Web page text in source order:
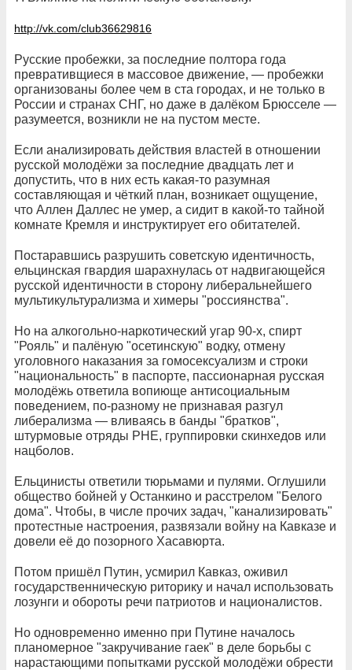
http://vk.com/club36629816
Русские пробежки, за последние полтора года
превративщиеся в массовое движение, — пробежки
организованы более чем в ста городах, и не только в
России и странах СНГ, но даже в далёком Брюсселе —
разумеется, возникли не на пустом месте.
Если анализировать действия властей в отношении
русской молодёжи за последние двадцать лет и
допустить, что в них есть какая-то разумная
составляющая и чёткий план, возникает ощущение,
что Аллен Даллес не умер, а сидит в какой-то тайной
комнате Кремля и инструктирует его обитателей.
Постаравшись разрушить советскую идентичность,
ельцинская гвардия шарахнулась от надвигающейся
русской идентичности в сторону либеральнейшего
мультикультурализма и химеры "россиянства".
Но на алкогольно-наркотический угар 90-х, спирт
"Рояль" и палёную "осетинскую" водку, отмену
уголовного наказания за гомосексуализм и строки
"национальность" в паспорте, пассионарная русская
молодёжь ответила вопиюще антисоциальным
поведением, по-разному не признавая разгул
либерализма — вливаясь в банды "братков",
штурмовые отряды РНЕ, группировки скинхедов или
нацболов.
Ельцинисты ответили тюрьмами и пулями. Оглушили
общество бойней у Останкино и расстрелом "Белого
дома". Чтобы, в числе прочих задач, "канализировать"
протестные настроения, развязали войну на Кавказе и
довели её до позорного Хасавюрта.
Потом пришёл Путин, усмирил Кавказ, оживил
государственническую риторику и начал использовать
лозунги и обороты речи патриотов и националистов.
Но одновременно именно при Путине началось
планомерное "закручивание гаек" в деле борьбы с
нарастающими попытками русской молодёжи обрести